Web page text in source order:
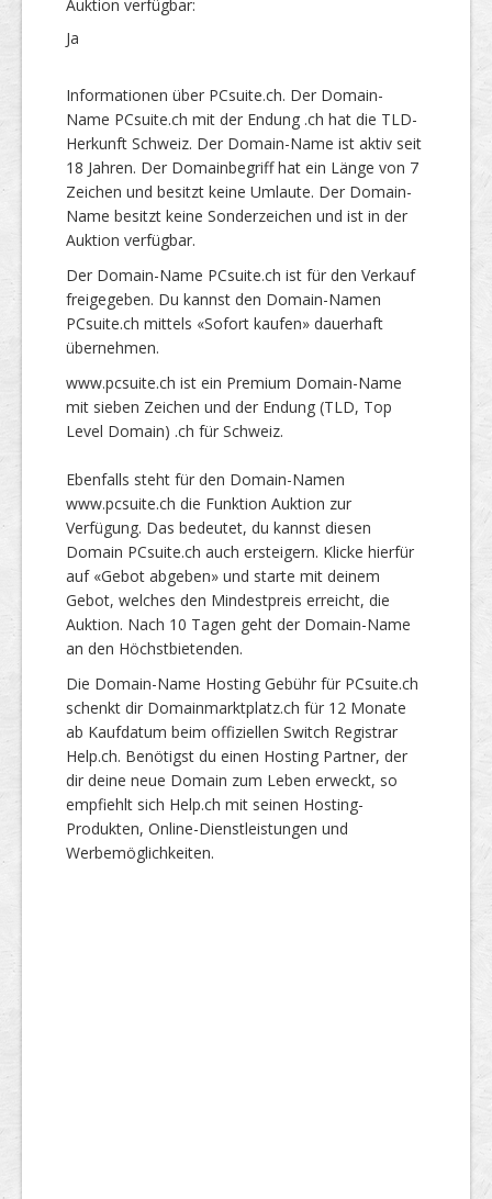
Auktion verfügbar:
Ja
Informationen über PCsuite.ch. Der Domain-
Name PCsuite.ch mit der Endung .ch hat die TLD-
Herkunft Schweiz. Der Domain-Name ist aktiv seit
18 Jahren. Der Domainbegriff hat ein Länge von 7
Zeichen und besitzt keine Umlaute. Der Domain-
Name besitzt keine Sonderzeichen und ist in der
Auktion verfügbar.
Der Domain-Name PCsuite.ch ist für den Verkauf
freigegeben. Du kannst den Domain-Namen
PCsuite.ch mittels «Sofort kaufen» dauerhaft
übernehmen.
www.pcsuite.ch ist ein Premium Domain-Name
mit sieben Zeichen und der Endung (TLD, Top
Level Domain) .ch für Schweiz.
Ebenfalls steht für den Domain-Namen
www.pcsuite.ch die Funktion Auktion zur
Verfügung. Das bedeutet, du kannst diesen
Domain PCsuite.ch auch ersteigern. Klicke hierfür
auf «Gebot abgeben» und starte mit deinem
Gebot, welches den Mindestpreis erreicht, die
Auktion. Nach 10 Tagen geht der Domain-Name
an den Höchstbietenden.
Die Domain-Name Hosting Gebühr für PCsuite.ch
schenkt dir Domainmarktplatz.ch für 12 Monate
ab Kaufdatum beim offiziellen Switch Registrar
Help.ch. Benötigst du einen Hosting Partner, der
dir deine neue Domain zum Leben erweckt, so
empfiehlt sich Help.ch mit seinen Hosting-
Produkten, Online-Dienstleistungen und
Werbemöglichkeiten.